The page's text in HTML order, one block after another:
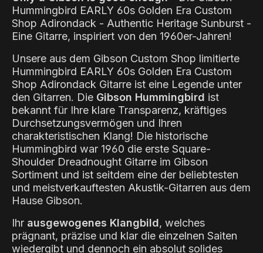
Hummingbird EARLY 60s Golden Era Custom
Shop Adirondack - Authentic Heritage Sunburst -
Eine Gitarre, inspiriert von den 1960er-Jahren!
Unsere aus dem Gibson Custom Shop limitierte
Hummingbird EARLY 60s Golden Era Custom
Shop Adirondack Gitarre ist eine Legende unter
den Gitarren. Die Gibson Hummingbird ist
bekannt für Ihre klare Transparenz, kräftiges
Durchsetzungsvermögen und Ihren
charakteristischen Klang! Die historische
Hummingbird war 1960 die erste Square-
Shoulder Dreadnought Gitarre im Gibson
Sortiment und ist seitdem eine der beliebtesten
und meistverkauftesten Akustik-Gitarren aus dem
Hause Gibson.
Ihr ausgewogenes Klangbild, welches
prägnant, präzise und klar die einzelnen Saiten
wiedergibt und dennoch ein absolut solides